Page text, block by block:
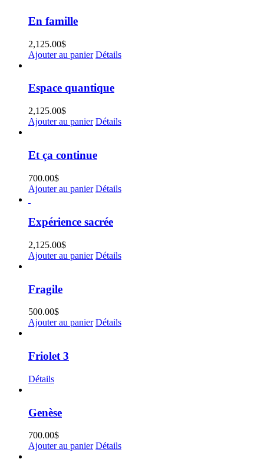
En famille
2,125.00$
Ajouter au panier Détails
Espace quantique
2,125.00$
Ajouter au panier Détails
Et ça continue
700.00$
Ajouter au panier Détails
Expérience sacrée
2,125.00$
Ajouter au panier Détails
Fragile
500.00$
Ajouter au panier Détails
Friolet 3
Détails
Genèse
700.00$
Ajouter au panier Détails